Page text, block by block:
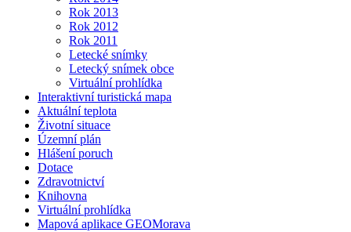
Rok 2013
Rok 2012
Rok 2011
Letecké snímky
Letecký snímek obce
Virtuální prohlídka
Interaktivní turistická mapa
Aktuální teplota
Životní situace
Územní plán
Hlášení poruch
Dotace
Zdravotnictví
Knihovna
Virtuální prohlídka
Mapová aplikace GEOMorava